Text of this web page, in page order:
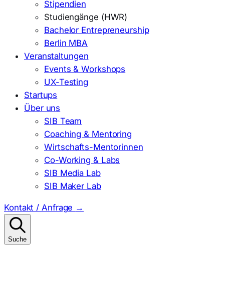
Stipendien
Studiengänge (HWR)
Bachelor Entrepreneurship
Berlin MBA
Veranstaltungen
Events & Workshops
UX-Testing
Startups
Über uns
SIB Team
Coaching & Mentoring
Wirtschafts-Mentorinnen
Co-Working & Labs
SIB Media Lab
SIB Maker Lab
Kontakt / Anfrage →
Suche